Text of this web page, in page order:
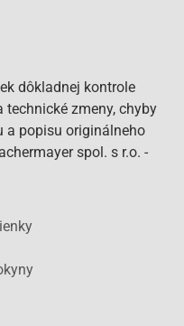
dôkladnej kontrole
zmeny, chyby
a popisu originálneho
spol. s r.o. -